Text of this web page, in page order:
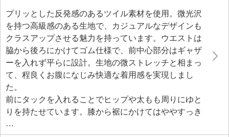
プリッとした反発感のあるツイル素材を使用。微光沢
を持つ高級感のある生地で、カジュアルなデザインも
クラスアップさせる魅力を持っています。ウエストは
脇から後ろにかけてゴム仕様で、前中心部分はギャザ
ーを入れず平らに設計。生地の微ストレッチと相まっ
て、程良くお腹になじみ快適な着用感を実現しまし
た。
前にタックを入れることでヒップや太もも周りにゆと
りを持たせています。膝から裾にかけてはややすっき
りとしたシルエットにこだわり、バランスの良いデザ